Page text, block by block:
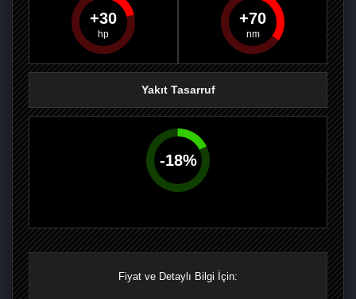
PAYLAŞPAYLAŞPLUS'TA
30 70
Yakıt Tasarruf
-18%
Fiyat ve Detaylı Bilgi İçin: